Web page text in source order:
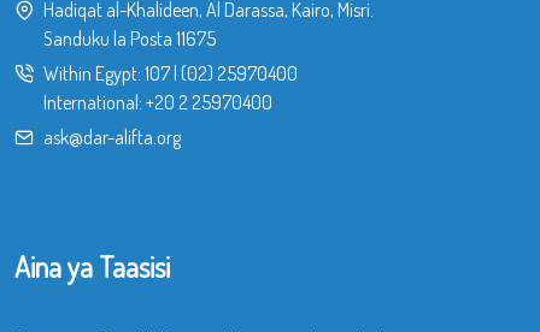
Hadiqat al-Khalideen, Al Darassa, Kairo, Misri.
Sanduku la Posta 11675
Within Egypt: 107 (02) 25970400
International: +20 2 25970400
ask@dar-alifta.org
Aina ya Taasisi